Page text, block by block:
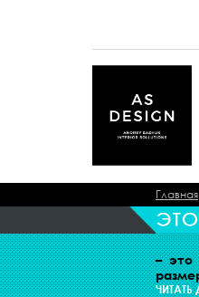
Главная
– это
ЧИТАТЬ